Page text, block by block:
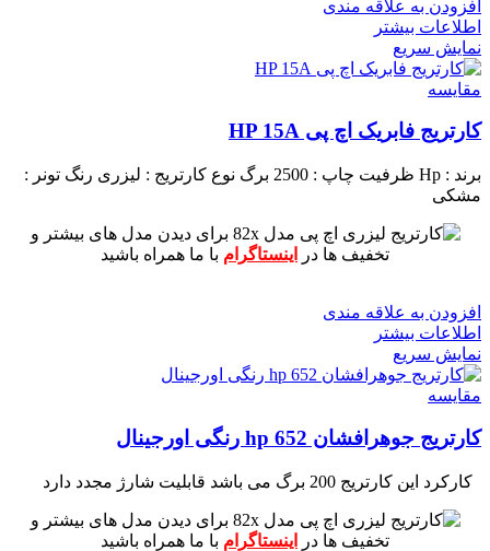
افزودن به علاقه مندی
اطلاعات بیشتر
نمایش سریع
مقايسه
کارتریج فابریک اچ پی HP 15A
برند : Hp ظرفیت چاپ : 2500 برگ نوع کارتریج : لیزری رنگ تونر :
مشکی
برای دیدن مدل های بیشتر و
تخفیف ها در
اینستاگرام با ما همراه باشید
افزودن به علاقه مندی
اطلاعات بیشتر
نمایش سریع
مقايسه
کارتریج جوهرافشان 652 hp رنگی اورجینال
کارکرد این کارتریج 200 برگ می باشد قابلیت شارژ مجدد دارد
برای دیدن مدل های بیشتر و
تخفیف ها در
اینستاگرام با ما همراه باشید